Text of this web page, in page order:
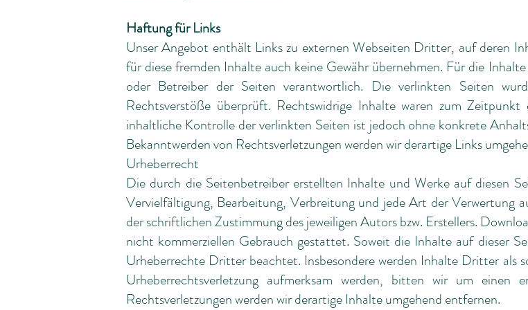
Haftung für Links
Unser Angebot enthält Links zu externen Webseiten Dritter, auf deren
für diese fremden Inhalte auch keine Gewähr übernehmen. Für die
oder Betreiber der Seiten verantwortlich. Die verlinkten Seiten
Rechtsverstöße überprüft. Rechtswidrige Inhalte waren zum
inhaltliche Kontrolle der verlinkten Seiten ist jedoch ohne konkrete
Bekanntwerden von Rechtsverletzungen werden wir derartige Links
Urheberrecht
Die durch die Seitenbetreiber erstellten Inhalte und Werke auf diesen
Vervielfältigung, Bearbeitung, Verbreitung und jede Art der Verwertung
der schriftlichen Zustimmung des jeweiligen Autors bzw. Erstellers.
nicht kommerziellen Gebrauch gestattet. Soweit die Inhalte auf dieser
Urheberrechte Dritter beachtet. Insbesondere werden Inhalte Dritter als
Urheberrechtsverletzung aufmerksam werden, bitten wir um einen
Rechtsverletzungen werden wir derartige Inhalte umgehend entfernen.